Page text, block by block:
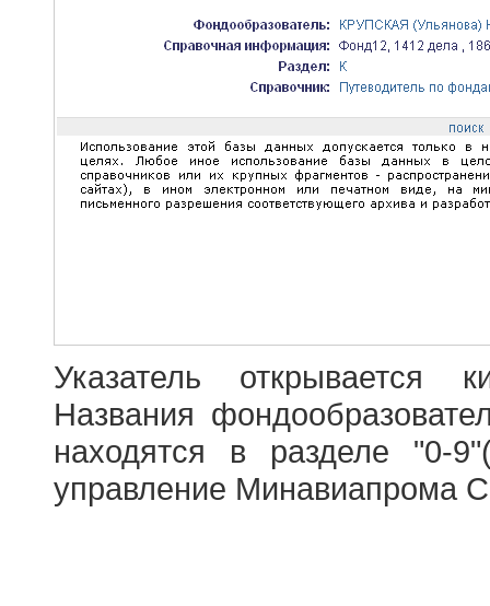
Указатель открывается
Названия
находятся в разделе "0-
управление Минавиапрома